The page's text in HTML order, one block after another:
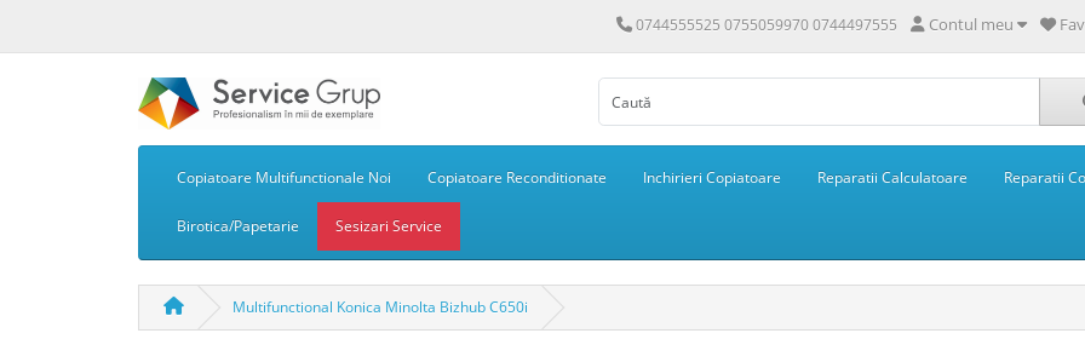
0744555525 0755059970 0744497555 Contul meu
Copiatoare Multifunctionale Noi Copiatoare Reconditionate Inchirieri Copiatoare Reparatii Calculatoare Reparatii
Birotica/Papetarie Sesizari Service
Multifunctional Konica Minolta Bizhub C650i